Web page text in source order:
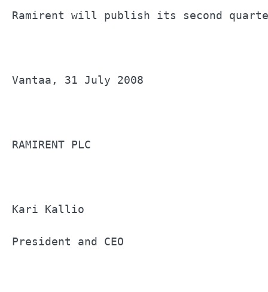
Ramirent will publish its second
Vantaa,
Kari